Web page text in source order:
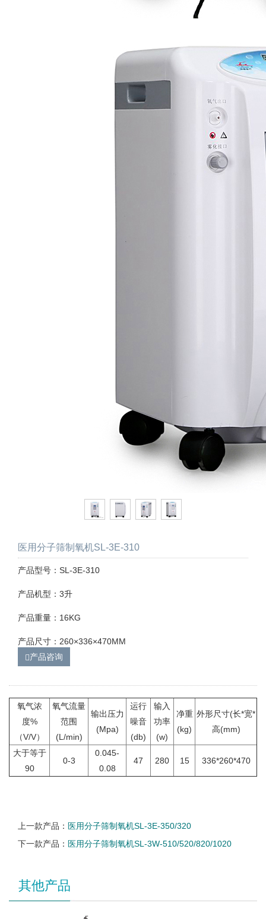
医用分子筛制氧机SL-3E-310
产品型号：SL-3E-310
产品机型：3升
产品重量：16KG
产品尺寸：260×336×470MM
产品咨询
氧气浓
度%
（V/V）
氧气流量
范围
(L/min)
输出压力
(Mpa)
运行
噪音
(db)
输入
功率
(w)
净重
(kg)
外形尺寸(长*宽*
高(mm)
大于等于
90
0-3
0.045-
0.08
47 280 15 336*260*470
上一款产品： 医用分子筛制氧机SL-3E-350/320
下一款产品： 医用分子筛制氧机SL-3W-510/520/820/1020
其他产品